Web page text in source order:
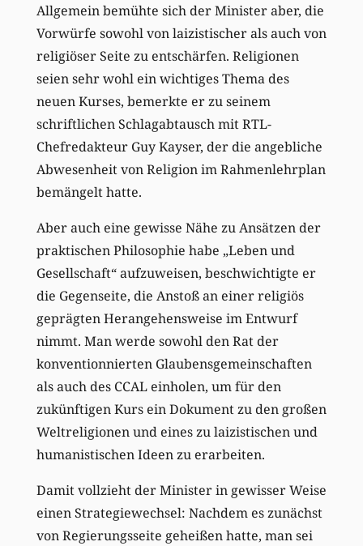
Allgemein bemühte sich der Minister aber, die
Vorwürfe sowohl von laizistischer als auch von
religiöser Seite zu entschärfen. Religionen
seien sehr wohl ein wichtiges Thema des
neuen Kurses, bemerkte er zu seinem
schriftlichen Schlagabtausch mit RTL-
Chefredakteur Guy Kayser, der die angebliche
Abwesenheit von Religion im Rahmenlehrplan
bemängelt hatte.
Aber auch eine gewisse Nähe zu Ansätzen der
praktischen Philosophie habe „Leben und
Gesellschaft“ aufzuweisen, beschwichtigte er
die Gegenseite, die Anstoß an einer religiös
geprägten Herangehensweise im Entwurf
nimmt. Man werde sowohl den Rat der
konventionnierten Glaubensgemeinschaften
als auch des CCAL einholen, um für den
zukünftigen Kurs ein Dokument zu den großen
Weltreligionen und eines zu laizistischen und
humanistischen Ideen zu erarbeiten.
Damit vollzieht der Minister in gewisser Weise
einen Strategiewechsel: Nachdem es zunächst
von Regierungsseite geheißen hatte, man sei